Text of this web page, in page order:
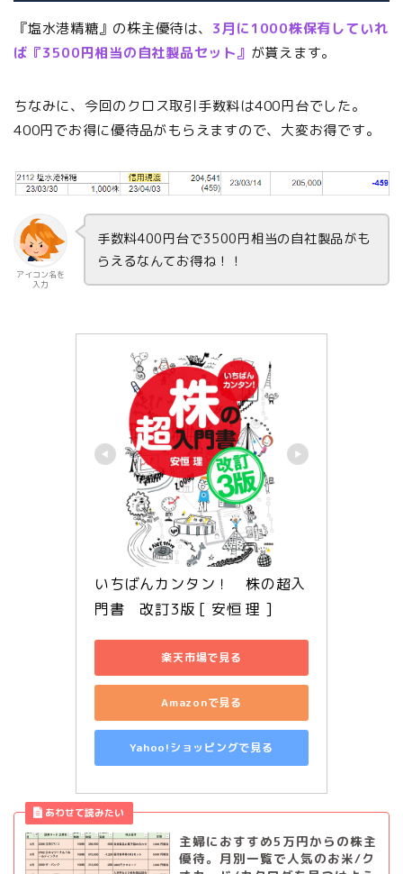
『塩水港精糖』の株主優待は、 3月に1000株保有していれ
ば『3500円相当の自社製品セット』 が貰えます。
ちなみに、今回のクロス取引手数料は400円台でした。
400円でお得に優待品がもらえますので、大変お得です。
アイコン名を
入力
手数料400円台で3500円相当の自社製品がも
らえるなんてお得ね！！
いちばんカンタン！　株の超入
門書　改訂3版 [ 安恒 理 ]
楽天市場で見る
Amazonで見る
Yahoo!ショッピングで見る
主婦におすすめ5万円からの株主
優待。月別一覧で人気のお米/ク